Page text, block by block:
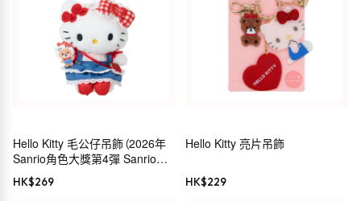
Hello Kitty 毛公仔吊飾（2026年
Sanrio角色大獎第4彈 Sanrio穿
搭系列）
HK$269
Hello Kitty 亮片吊飾
HK$229